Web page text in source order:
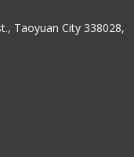
Taoyuan City 338028,